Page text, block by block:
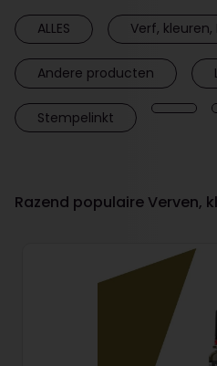
ALLES Verf,
Andere producten
Stempelinkt
Razend populaire Verven,